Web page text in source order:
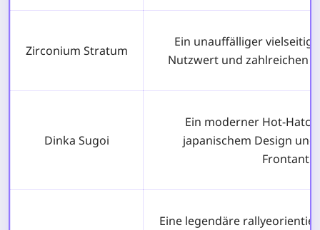
Zirconium Stratum
Ein unauffälliger
Nutzwert und zahlreichen
Dinka Sugoi
Ein moderner Hot-
japanischem Design
Eine legendäre